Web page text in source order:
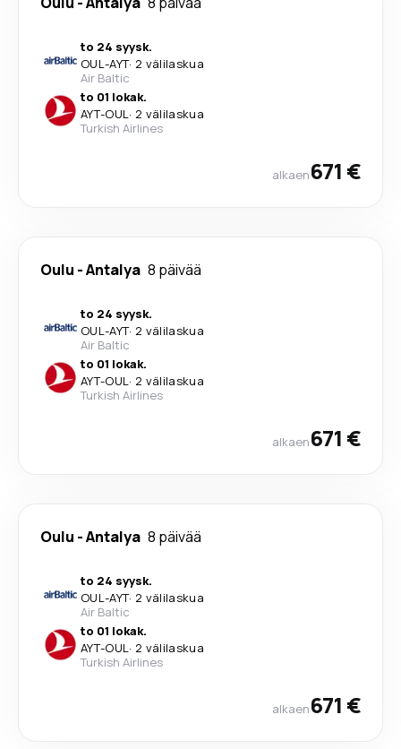
to 24 syysk.
OUL-AYT· 2 välilaskua
Air Baltic
to 01 lokak.
AYT-OUL· 2 välilaskua
Turkish Airlines
alkaen671 €
Oulu -Antalya 8 päivää
to 24 syysk.
OUL-AYT· 2 välilaskua
Air Baltic
to 01 lokak.
AYT-OUL· 2 välilaskua
Turkish Airlines
alkaen671 €
Oulu -Antalya 8 päivää
to 24 syysk.
OUL-AYT· 2 välilaskua
Air Baltic
to 01 lokak.
AYT-OUL· 2 välilaskua
Turkish Airlines
alkaen671 €